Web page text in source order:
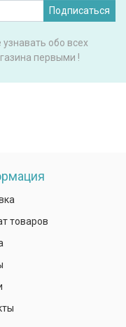
Подписаться
обо всех
первыми !
товаров